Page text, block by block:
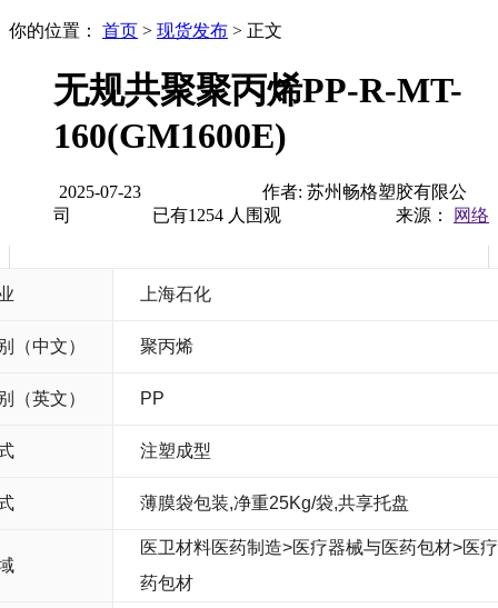
你的位置： 首页 > 现货发布 > 正文
无规共聚聚丙烯PP-R-MT-
160(GM1600E)
2025-07-23
作者: 苏州畅格塑胶有限公
司
已有1254 人围观 来源： 网络
上海石化
（中文） 聚丙烯
（英文） PP
注塑成型
薄膜袋包装,净重25Kg/袋,共享托盘
医卫材料医药制造>医疗器械与医药包材>医
药包材